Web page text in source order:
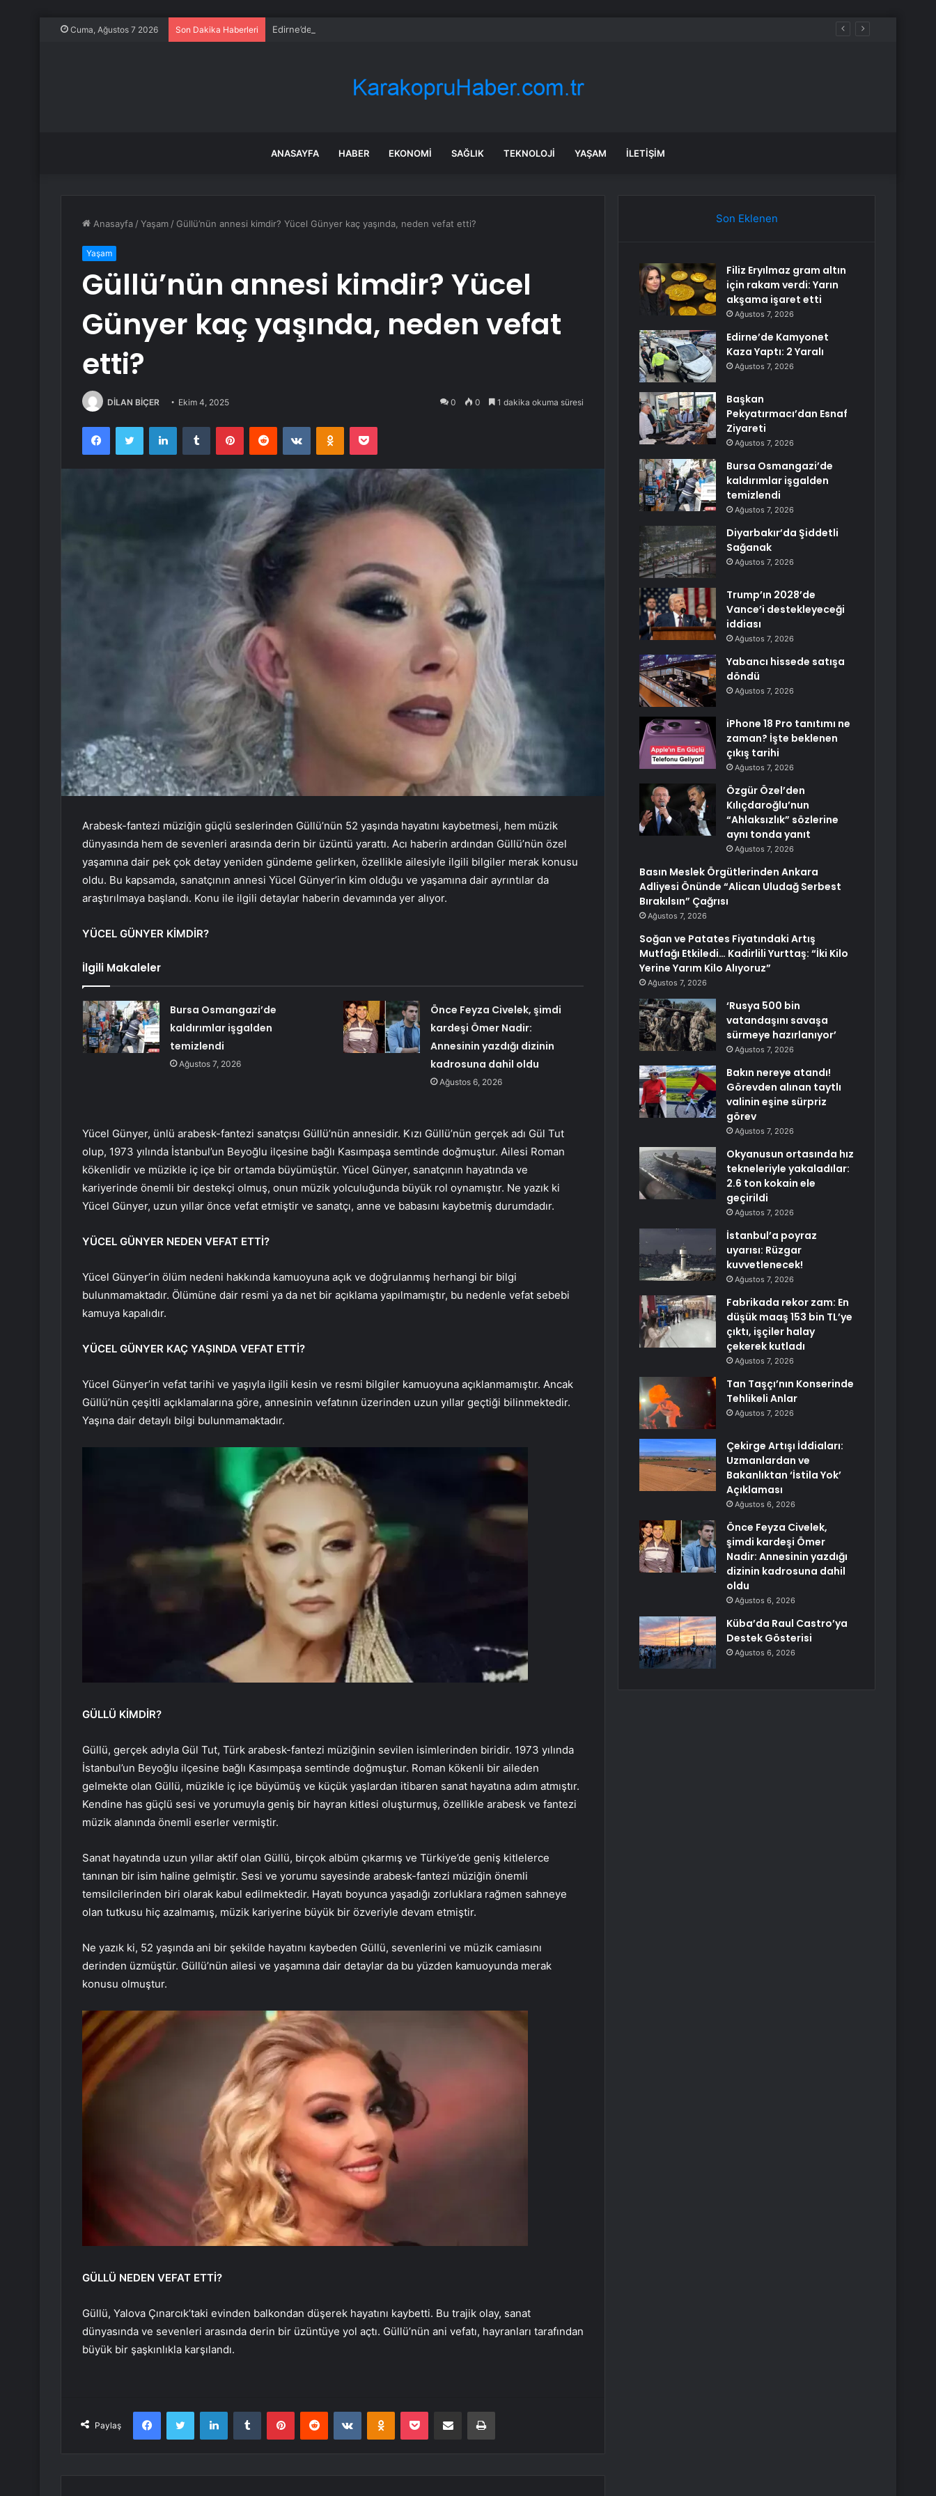
Cuma, Ağustos 7 2026 Son Dakika Haberleri Edirne’de Kamyonet Kaza Yaptı: 2 Yaralı
ANASAYFA HABER EKONOMI SAĞLIK TEKNOLOJI YAŞAM İLETIŞIM
Anasayfa /Yaşam / Güllü’nün annesi kimdir? Yücel Günyer kaç yaşında, neden vefat etti?
Yaşam
Güllü’nün annesi kimdir? Yücel
Günyer kaç yaşında, neden vefat
etti?
DİLAN BİÇER Ekim 4, 2025 0 0 1 dakika okuma süresi
FacebookTwitter LinkedInTumblr PinterestReddit VKontakteOdnoklassniki
Pocket
Arabesk-fantezi müziğin güçlü seslerinden Güllü’nün 52 yaşında hayatını kaybetmesi, hem müzik
dünyasında hem de sevenleri arasında derin bir üzüntü yarattı. Acı haberin ardından Güllü’nün özel
yaşamına dair pek çok detay yeniden gündeme gelirken, özellikle ailesiyle ilgili bilgiler merak konusu
oldu. Bu kapsamda, sanatçının annesi Yücel Günyer’in kim olduğu ve yaşamına dair ayrıntılar da
araştırılmaya başlandı. Konu ile ilgili detaylar haberin devamında yer alıyor.
YÜCEL GÜNYER KİMDİR?
İlgili Makaleler
Bursa Osmangazi’de
kaldırımlar işgalden
temizlendi
Ağustos 7, 2026
Önce Feyza Civelek, şimdi
kardeşi Ömer Nadir:
Annesinin yazdığı dizinin
kadrosuna dahil oldu
Ağustos 6, 2026
Yücel Günyer, ünlü arabesk-fantezi sanatçısı Güllü’nün annesidir. Kızı Güllü’nün gerçek adı Gül Tut
olup, 1973 yılında İstanbul’un Beyoğlu ilçesine bağlı Kasımpaşa semtinde doğmuştur. Ailesi Roman
kökenlidir ve müzikle iç içe bir ortamda büyümüştür. Yücel Günyer, sanatçının hayatında ve
kariyerinde önemli bir destekçi olmuş, onun müzik yolculuğunda büyük rol oynamıştır. Ne yazık ki
Yücel Günyer, uzun yıllar önce vefat etmiştir ve sanatçı, anne ve babasını kaybetmiş durumdadır.
YÜCEL GÜNYER NEDEN VEFAT ETTİ?
Yücel Günyer’in ölüm nedeni hakkında kamuoyuna açık ve doğrulanmış herhangi bir bilgi
bulunmamaktadır. Ölümüne dair resmi ya da net bir açıklama yapılmamıştır, bu nedenle vefat sebebi
kamuya kapalıdır.
YÜCEL GÜNYER KAÇ YAŞINDA VEFAT ETTİ?
Yücel Günyer’in vefat tarihi ve yaşıyla ilgili kesin ve resmi bilgiler kamuoyuna açıklanmamıştır. Ancak
Güllü’nün çeşitli açıklamalarına göre, annesinin vefatının üzerinden uzun yıllar geçtiği bilinmektedir.
Yaşına dair detaylı bilgi bulunmamaktadır.
GÜLLÜ KİMDİR?
Güllü, gerçek adıyla Gül Tut, Türk arabesk-fantezi müziğinin sevilen isimlerinden biridir. 1973 yılında
İstanbul’un Beyoğlu ilçesine bağlı Kasımpaşa semtinde doğmuştur. Roman kökenli bir aileden
gelmekte olan Güllü, müzikle iç içe büyümüş ve küçük yaşlardan itibaren sanat hayatına adım atmıştır.
Kendine has güçlü sesi ve yorumuyla geniş bir hayran kitlesi oluşturmuş, özellikle arabesk ve fantezi
müzik alanında önemli eserler vermiştir.
Sanat hayatında uzun yıllar aktif olan Güllü, birçok albüm çıkarmış ve Türkiye’de geniş kitlelerce
tanınan bir isim haline gelmiştir. Sesi ve yorumu sayesinde arabesk-fantezi müziğin önemli
temsilcilerinden biri olarak kabul edilmektedir. Hayatı boyunca yaşadığı zorluklara rağmen sahneye
olan tutkusu hiç azalmamış, müzik kariyerine büyük bir özveriyle devam etmiştir.
Ne yazık ki, 52 yaşında ani bir şekilde hayatını kaybeden Güllü, sevenlerini ve müzik camiasını
derinden üzmüştür. Güllü’nün ailesi ve yaşamına dair detaylar da bu yüzden kamuoyunda merak
konusu olmuştur.
GÜLLÜ NEDEN VEFAT ETTİ?
Güllü, Yalova Çınarcık’taki evinden balkondan düşerek hayatını kaybetti. Bu trajik olay, sanat
dünyasında ve sevenleri arasında derin bir üzüntüye yol açtı. Güllü’nün ani vefatı, hayranları tarafından
büyük bir şaşkınlıkla karşılandı.
Paylaş
FacebookTwitter LinkedInTumblr PinterestReddit VKontakteOdnoklassniki
Pocket E-Posta ile paylaş Yazdır
Son Eklenen
Filiz Eryılmaz gram altın
için rakam verdi: Yarın
akşama işaret etti
Ağustos 7, 2026
Edirne’de Kamyonet
Kaza Yaptı: 2 Yaralı
Ağustos 7, 2026
Başkan
Pekyatırmacı’dan Esnaf
Ziyareti
Ağustos 7, 2026
Bursa Osmangazi’de
kaldırımlar işgalden
temizlendi
Ağustos 7, 2026
Diyarbakır’da Şiddetli
Sağanak
Ağustos 7, 2026
Trump’ın 2028’de
Vance’i destekleyeceği
iddiası
Ağustos 7, 2026
Yabancı hissede satışa
döndü
Ağustos 7, 2026
iPhone 18 Pro tanıtımı ne
zaman? İşte beklenen
çıkış tarihi
Ağustos 7, 2026
Özgür Özel’den
Kılıçdaroğlu’nun
“Ahlaksızlık” sözlerine
aynı tonda yanıt
Ağustos 7, 2026
Basın Meslek Örgütlerinden Ankara
Adliyesi Önünde “Alican Uludağ Serbest
Bırakılsın” Çağrısı
Ağustos 7, 2026
Soğan ve Patates Fiyatındaki Artış
Mutfağı Etkiledi… Kadirlili Yurttaş: “İki Kilo
Yerine Yarım Kilo Alıyoruz”
Ağustos 7, 2026
‘Rusya 500 bin
vatandaşını savaşa
sürmeye hazırlanıyor’
Ağustos 7, 2026
Bakın nereye atandı!
Görevden alınan taytlı
valinin eşine sürpriz
görev
Ağustos 7, 2026
Okyanusun ortasında hız
tekneleriyle yakaladılar:
2.6 ton kokain ele
geçirildi
Ağustos 7, 2026
İstanbul’a poyraz
uyarısı: Rüzgar
kuvvetlenecek!
Ağustos 7, 2026
Fabrikada rekor zam: En
düşük maaş 153 bin TL’ye
çıktı, işçiler halay
çekerek kutladı
Ağustos 7, 2026
Tan Taşçı’nın Konserinde
Tehlikeli Anlar
Ağustos 7, 2026
Çekirge Artışı İddiaları:
Uzmanlardan ve
Bakanlıktan ‘İstila Yok’
Açıklaması
Ağustos 6, 2026
Önce Feyza Civelek,
şimdi kardeşi Ömer
Nadir: Annesinin yazdığı
dizinin kadrosuna dahil
oldu
Ağustos 6, 2026
Küba’da Raul Castro’ya
Destek Gösterisi
Ağustos 6, 2026